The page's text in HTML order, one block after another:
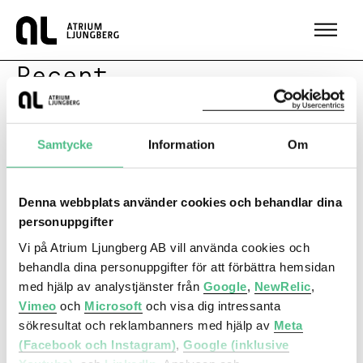
Samtycke Information Om
Denna webbplats använder cookies och behandlar dina
personuppgifter
Vi på Atrium Ljungberg AB vill använda cookies och
behandla dina personuppgifter för att förbättra hemsidan
med hjälp av analystjänster från Google NewRelic
Vimeo och Microsoft och visa dig intressanta
sökresultat och reklambanners med hjälp av Meta
(Facebook och Instagram) Google (inklusive
Hem
Recent
Recent
Contact me
Director of Marketing &
Communications
Show phone number
Contact me